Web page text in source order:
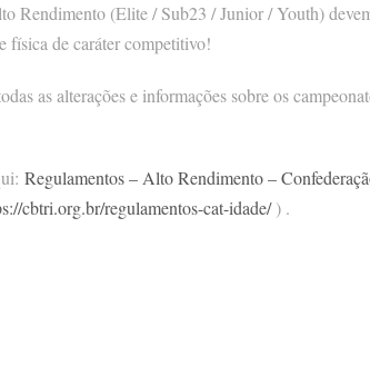
Rendimento (Elite / Sub23 / Junior / Youth)
física de caráter competitivo!
as alterações e informações sobre os
Regulamentos – Alto Rendimento –
cbtri.org.br/regulamentos-cat-idade/) .